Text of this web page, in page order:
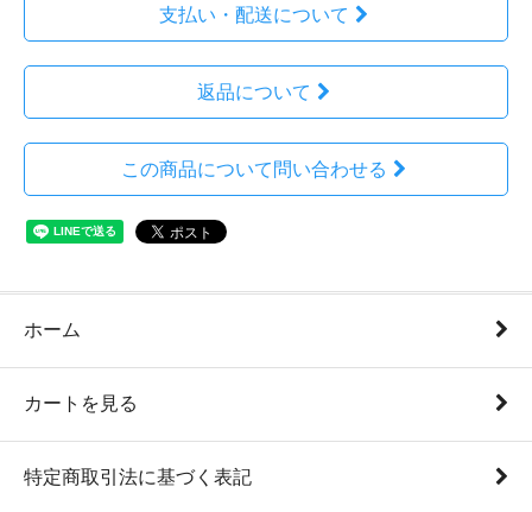
支払い・配送について
返品について
この商品について問い合わせる
ホーム
カートを見る
特定商取引法に基づく表記